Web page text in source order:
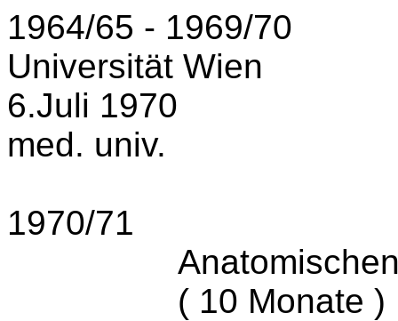
1964/65 - 1969/70
Universität Wien
6.Juli 1970
med. univ.
1970/71
( 10 Monate )